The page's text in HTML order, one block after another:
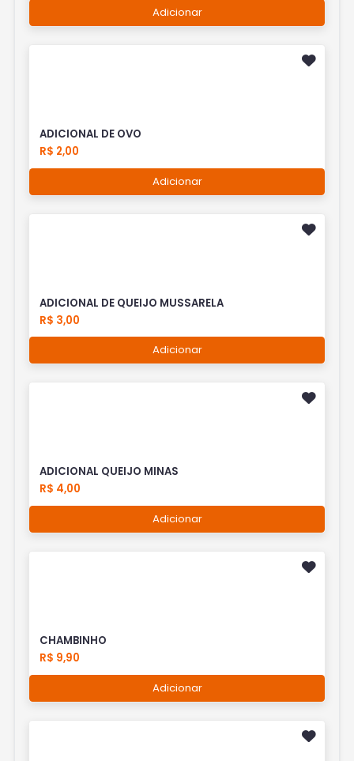
Adicionar
ADICIONAL DE OVO
R$ 2,00
Adicionar
ADICIONAL DE QUEIJO MUSSARELA
R$ 3,00
Adicionar
ADICIONAL QUEIJO MINAS
R$ 4,00
Adicionar
CHAMBINHO
R$ 9,90
Adicionar